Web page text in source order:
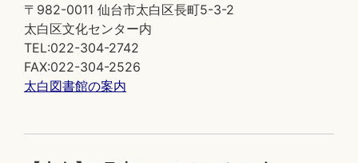
〒982-0011 仙台市太白区長町5-3-2
太白区文化センター内
TEL:022-304-2742
FAX:022-304-2526
太白図書館の案内